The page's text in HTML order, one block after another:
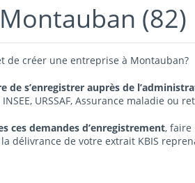
(82)
de créer une entreprise à Montauban?
de s’enregistrer auprès de
URSSAF, Assurance maladie ou
ces demandes d’enregistrement, faire
délivrance de votre extrait KBIS